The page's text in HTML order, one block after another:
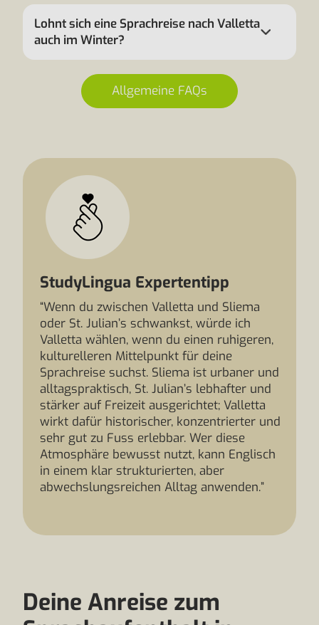
Lohnt sich eine Sprachreise nach Valletta
auch im Winter?
Allgemeine FAQs
StudyLingua Expertentipp
“Wenn du zwischen Valletta und Sliema
oder St. Julian’s schwankst, würde ich
Valletta wählen, wenn du einen ruhigeren,
kulturelleren Mittelpunkt für deine
Sprachreise suchst. Sliema ist urbaner und
alltagspraktisch, St. Julian’s lebhafter und
stärker auf Freizeit ausgerichtet; Valletta
wirkt dafür historischer, konzentrierter und
sehr gut zu Fuss erlebbar. Wer diese
Atmosphäre bewusst nutzt, kann Englisch
in einem klar strukturierten, aber
abwechslungsreichen Alltag anwenden.”
Deine Anreise zum